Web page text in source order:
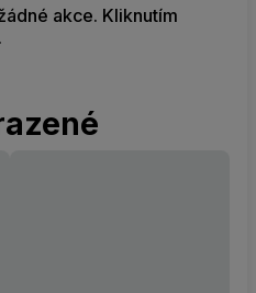
akce. Kliknutím